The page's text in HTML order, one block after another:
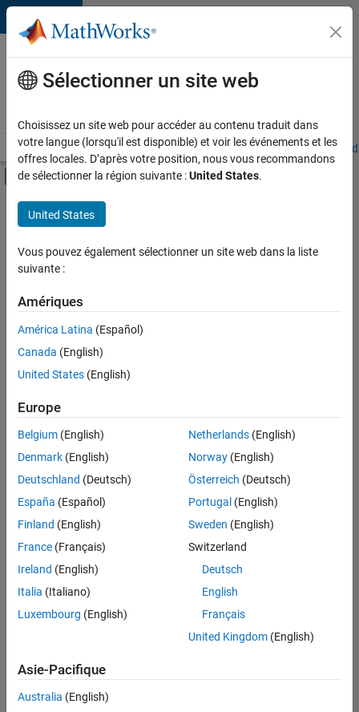
Passer au contenu
Votre
carrière
chez
Accueil Explorer nos opportunités Adresses de nos bureaux
Activer/désactiver l'affichage du menu
Contenu principal
FILTRER PAR
Applications et outils commerciaux
Développement de produits
Gestion des programmes
Enregistrer
sélectionnées
Les
descriptions
poste
n’ont
pas
été
traduites.
Effectuez
lieu
pour
Sélectionner un site web
Choisissez un site web pour accéder au contenu traduit dans
votre langue (lorsqu'il est disponible) et voir les événements et les
offres locales. D’après votre position, nous vous recommandons
de sélectionner la région suivante :United States.
United States
Vous pouvez également sélectionner un site web dans la liste
suivante :
Amériques
América Latina (Español)
Canada (English)
United States (English)
Europe
Belgium (English)
Denmark (English)
Deutschland (Deutsch)
España (Español)
Finland (English)
France (Français)
Ireland (English)
Italia (Italiano)
Luxembourg (English)
Netherlands(English)
Norway(English)
Österreich (Deutsch)
Portugal (English)
Sweden (English)
Switzerland
Deutsch
English
Français
United Kingdom(English)
Asie-Pacifique
Australia (English)